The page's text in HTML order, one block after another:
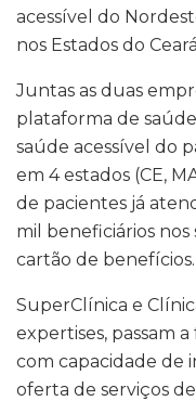
acessível do
nos Estados do
Juntas as duas
plataforma de
saúde acessível do
em 4 estados (CE,
de pacientes já
mil beneficiários
cartão de benefícios.
SuperClínica e
expertises, passam
com capacidade de
oferta de serviços